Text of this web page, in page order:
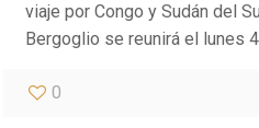
viaje por Congo y Sudán del
Bergoglio se reunirá el lunes
0